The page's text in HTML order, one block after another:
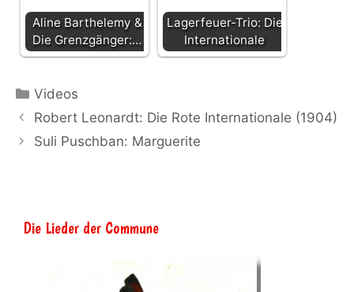
Aline Barthelemy &
Die Grenzgänger:…
Lagerfeuer-Trio: Die
Internationale
Kategorien
Videos
Robert Leonardt: Die Rote Internationale (1904)
Suli Puschban: Marguerite
Die Lieder der Commune